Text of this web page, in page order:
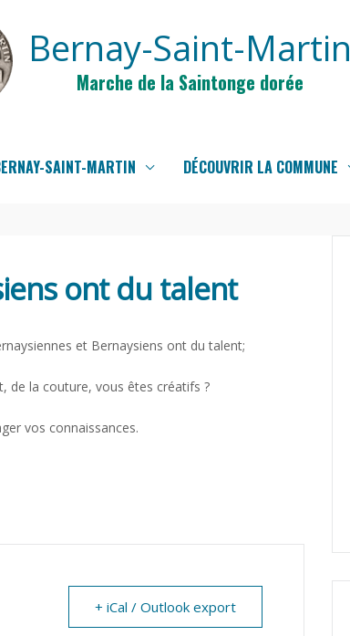
Bernay-Saint-Martin
Marche de la Saintonge dorée
SAINT-MARTIN DÉCOUVRIR LA COMMUNE
ont du talent
et Bernaysiens ont du talent;
de la couture, vous êtes créatifs ?
vos connaissances.
+ iCal / Outlook export